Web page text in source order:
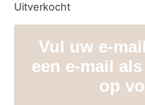
Uitverkocht
Vul uw e-
een e-mail
op